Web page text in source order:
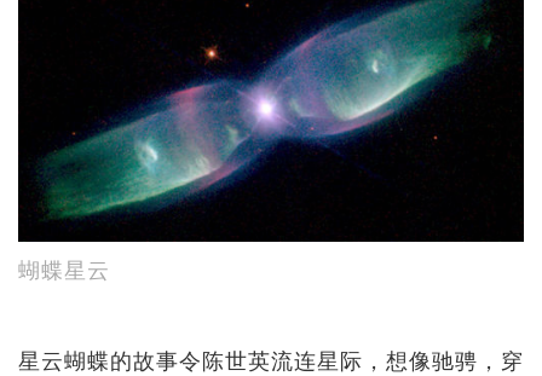
蝴蝶星云
星云蝴蝶的故事令陈世英流连星际，想像驰骋，穿